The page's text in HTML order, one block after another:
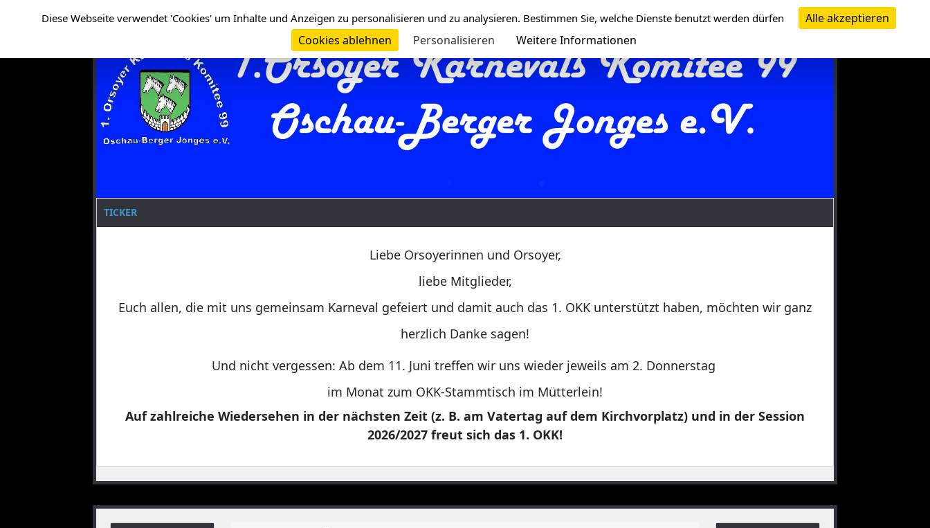
TICKER
Liebe Orsoyerinnen und Orsoyer,
liebe Mitglieder,
Euch allen, die mit uns gemeinsam Karneval gefeiert und damit auch das 1. OKK unterstützt haben, möchten wir ganz
herzlich Danke sagen!
Und nicht vergessen: Ab dem 11. Juni treffen wir uns wieder jeweils am 2. Donnerstag
im Monat zum OKK-Stammtisch im Mütterlein!
Auf zahlreiche Wiedersehen in der nächsten Zeit (z. B. am Vatertag auf dem Kirchvorplatz) und in der Session
2026/2027 freut sich das 1. OKK!
Diese Webseite verwendet 'Cookies' um Inhalte und Anzeigen zu personalisieren und zu analysieren. Bestimmen Sie, welche Dienste benutzt werden dürfen
Alle akzeptieren
Cookies ablehnen
Personalisieren Weitere Informationen